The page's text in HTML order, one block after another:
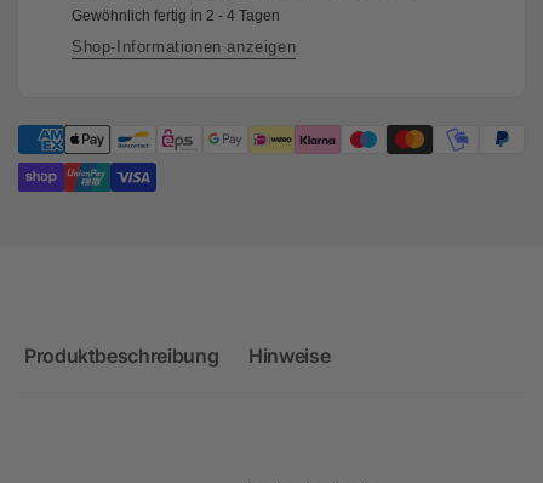
Gewöhnlich fertig in 2 - 4 Tagen
Shop-Informationen anzeigen
Produktbeschreibung Hinweise